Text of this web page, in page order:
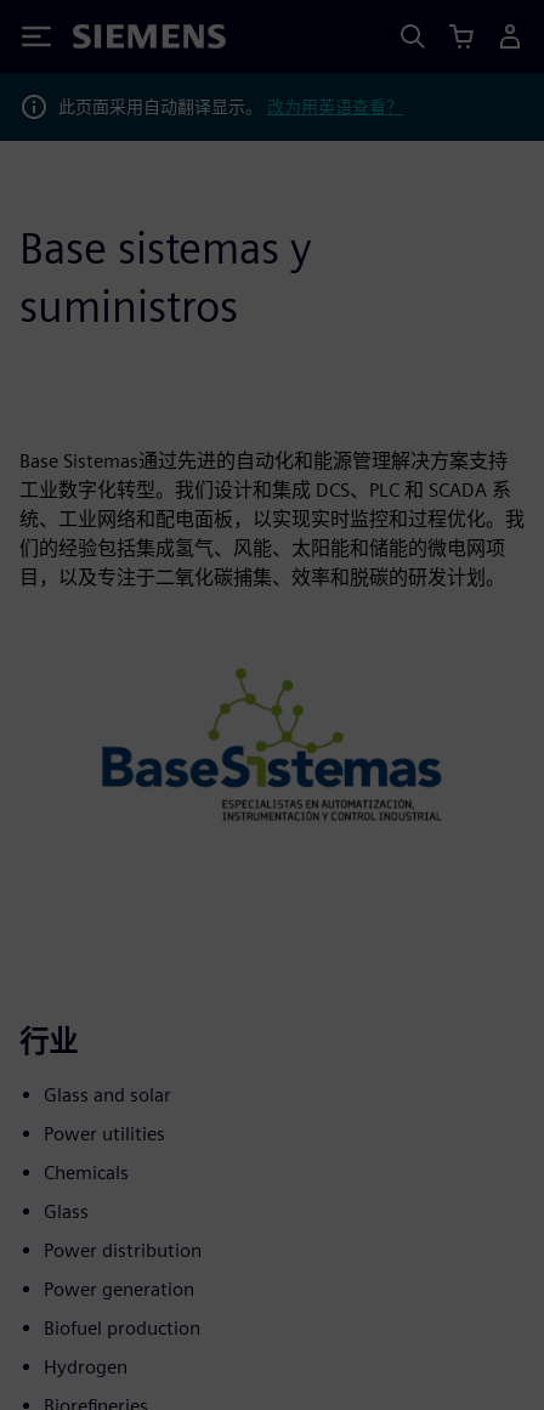
Siemens
此页面采用自动翻译显示。 改为用英语查看？
Base sistemas y
suministros
Base Sistemas通过先进的自动化和能源管理解决方案支持
工业数字化转型。我们设计和集成 DCS、PLC 和 SCADA 系
统、工业网络和配电面板，以实现实时监控和过程优化。我
们的经验包括集成氢气、风能、太阳能和储能的微电网项
目，以及专注于二氧化碳捕集、效率和脱碳的研发计划。
行业
Glass and solar
Power utilities
Chemicals
Glass
Power distribution
Power generation
Biofuel production
Hydrogen
Biorefineries